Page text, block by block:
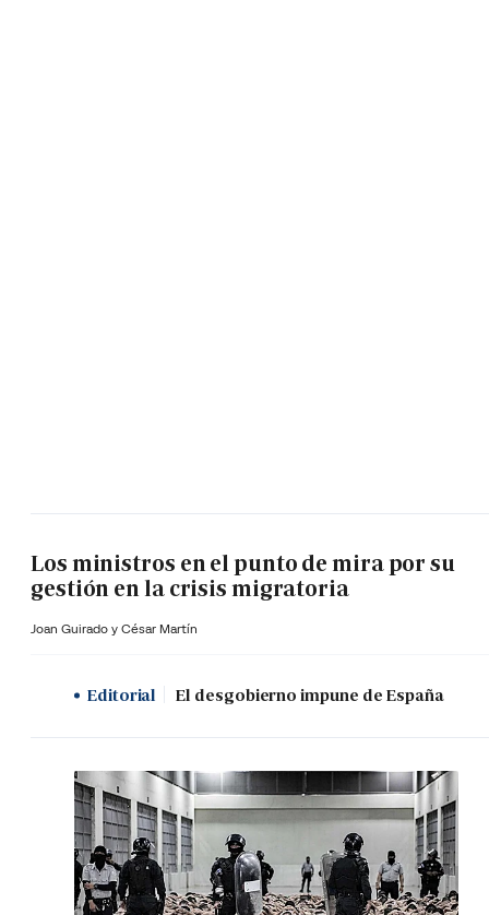
Los ministros en el punto de mira por su
gestión en la crisis migratoria
Joan Guirado y César Martín
Editorial El desgobierno impune de España